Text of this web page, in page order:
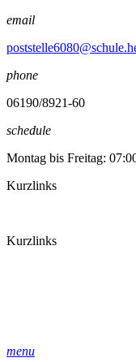
email
phone
06190/8921-60
schedule
Montag bis Freitag:
Kurzlinks
Kurzlinks
menu